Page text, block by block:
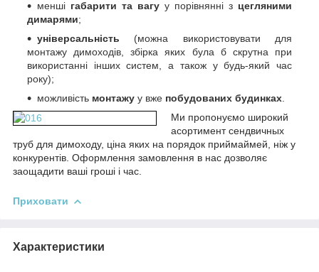
менші габарити та вагу у порівнянні з цегляними
димарями;
універсальність (можна використовувати для
монтажу димоходів, збірка яких була б скрутна при
використанні інших систем, а також у будь-який час
року);
можливість монтажу у вже побудованих будинках
Ми пропонуємо широкий
асортимент сендвичных
труб для димоходу, ціна яких на порядок приймаймей, ніж у
конкурентів. Оформлення замовлення в нас дозволяє
заощадити ваші гроші і час.
Приховати
Характеристики